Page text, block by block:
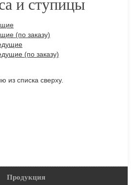
и ступицы
(по заказу)
(по заказу)
из списка сверху.
Продукция